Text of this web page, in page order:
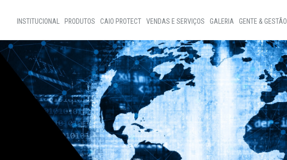
INSTITUCIONAL
Sobre nós
Programas Sociais
Código de ètica
Nossa Gente
Transparência
PRODUTOS CAIO PROTECT
VENDAS E SERVIÇOS
Vendas de Peças
Assistência Técnica
GALERIA
Notícias
Vídeos
GENTE & GESTÃO